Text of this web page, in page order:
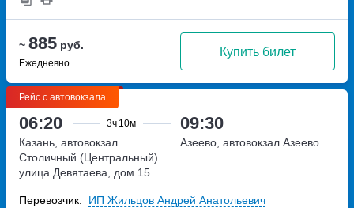
~ 885 руб.
Ежедневно
Купить билет
Рейс с автовокзала
06:20 3ч 10м 09:30
Казань, автовокзал
Столичный (Центральный)
улица Девятаева, дом 15
Азеево, автовокзал Азеево
Перевозчик: ИП Жильцов Андрей Анатольевич